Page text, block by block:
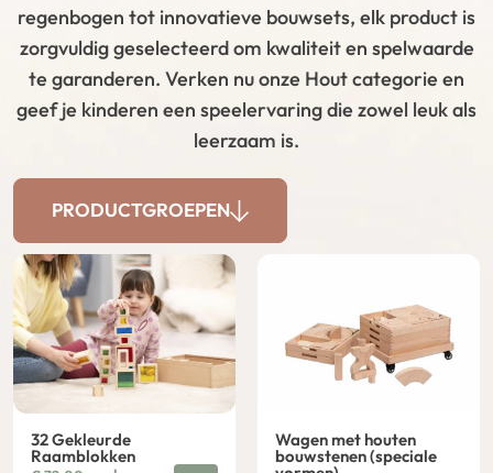
regenbogen tot innovatieve bouwsets, elk product is
zorgvuldig geselecteerd om kwaliteit en spelwaarde
te garanderen. Verken nu onze Hout categorie en
geef je kinderen een speelervaring die zowel leuk als
leerzaam is.
PRODUCTGROEPEN
32 Gekleurde
Raamblokken
Wagen met houten
bouwstenen (speciale